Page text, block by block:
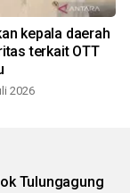
kepala daerah
terkait OTT
2026
Tulungagung